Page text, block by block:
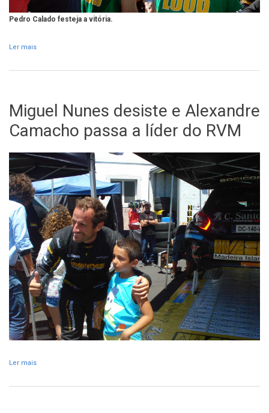
Pedro Calado festeja a vitória.
Ler mais
Miguel Nunes desiste e Alexandre
Camacho passa a líder do RVM
Ler mais